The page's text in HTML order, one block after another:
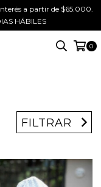
a partir de $65.000.
HÁBILES
0
FILTRAR